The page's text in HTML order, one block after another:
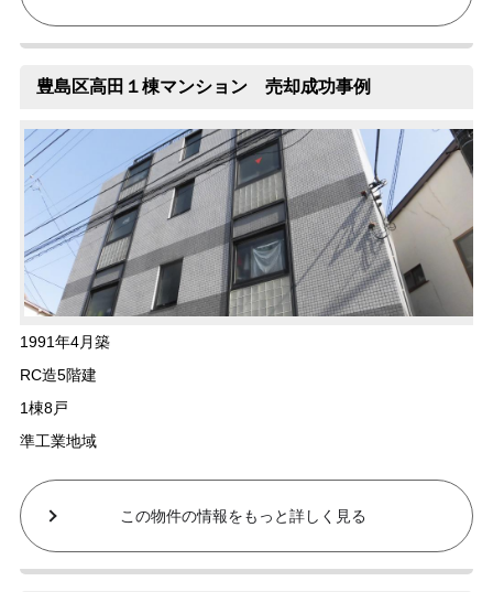
豊島区高田１棟マンション 売却成功事例
1991年4月築
RC造5階建
1棟8戸
準工業地域
この物件の情報をもっと詳しく見る